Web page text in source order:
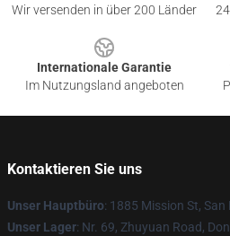
Wir versenden in über 200 Länder
Internationale Garantie
Im Nutzungsland angeboten
Kontaktieren Sie uns
Unser Hauptbüro: 1885 Mission St,
Unser Lager: Nr. 69, Zhuyuan Road,